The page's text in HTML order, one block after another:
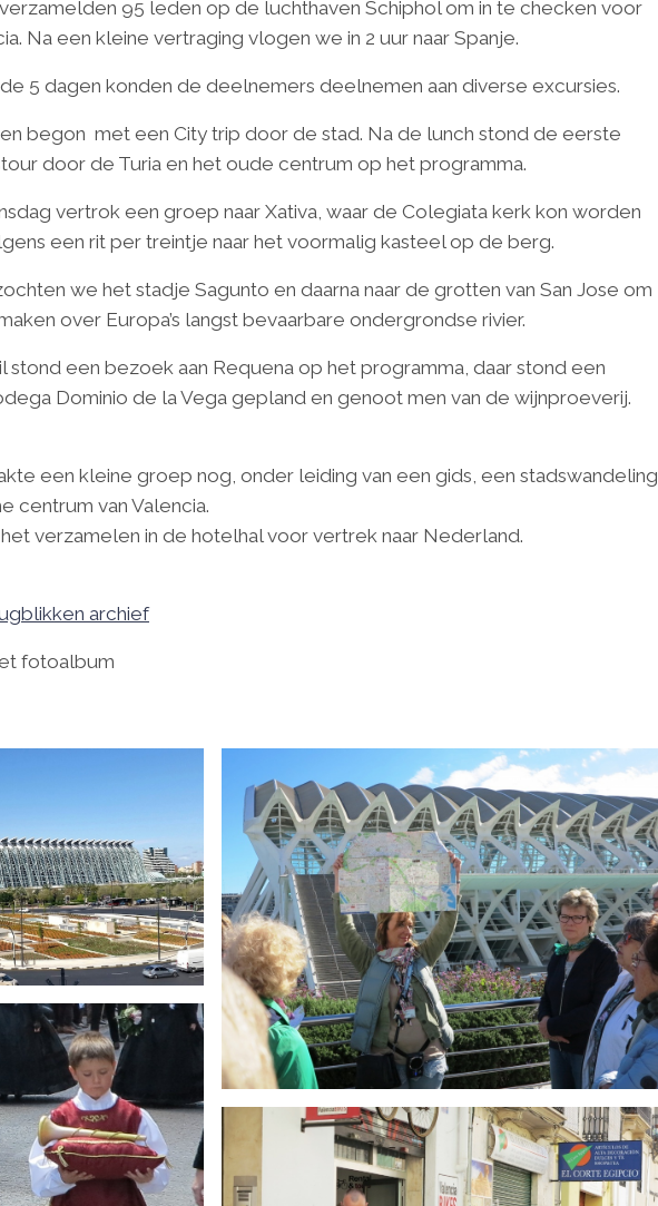
95 leden op de luchthaven Schiphol om in te checken voor
Na een kleine vertraging vlogen we in 2 uur naar Spanje.
5 dagen konden de deelnemers deelnemen aan diverse excursies.
begon met een City trip door de stad. Na de lunch stond de eerste
door de Turia en het oude centrum op het programma.
vertrok een groep naar Xativa, waar de Colegiata kerk kon worden
een rit per treintje naar het voormalig kasteel op de berg.
we het stadje Sagunto en daarna naar de grotten van San Jose om
over Europa’s langst bevaarbare ondergrondse rivier.
stond een bezoek aan Requena op het programma, daar stond een
Dominio de la Vega gepland en genoot men van de wijnproeverij.
een kleine groep nog, onder leiding van een gids, een stadswandeling
centrum van Valencia.
verzamelen in de hotelhal voor vertrek naar Nederland.
archief
fotoalbum